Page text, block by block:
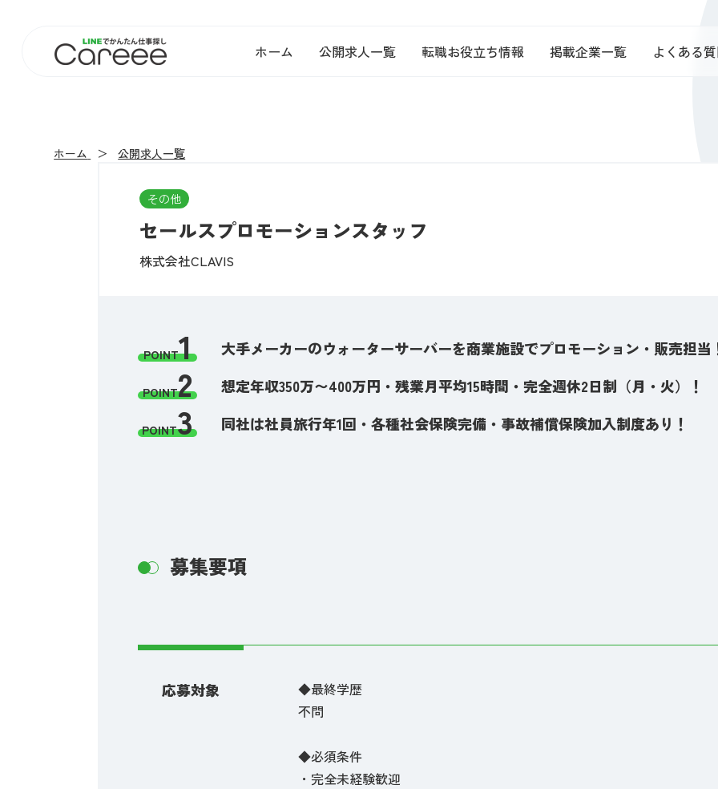
ホーム 公開求人一覧 転職お役立ち情報 掲載企業一覧 よくある
ホーム 公開求人一覧
その他
セールスプロモーションスタッフ
株式会社CLAVIS
POINT1 大手メーカーのウォーターサーバーを商業施設でプロモーション・販売担当
POINT2 想定年収350万〜400万円・残業月平均15時間・完全週休2日制（月・火）！
POINT3 同社は社員旅行年1回・各種社会保険完備・事故補償保険加入制度あり！
募集要項
応募対象
◆最終学歴
不問
◆必須条件
・完全未経験歓迎